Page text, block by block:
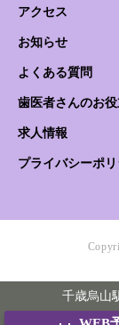
千歳烏山
アクセス
お知らせ
よくある質問
歯医者さんのお
求人情報
プライバシーポ